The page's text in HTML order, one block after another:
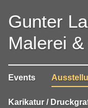
Gunter
Malerei
Events
Karikatur /